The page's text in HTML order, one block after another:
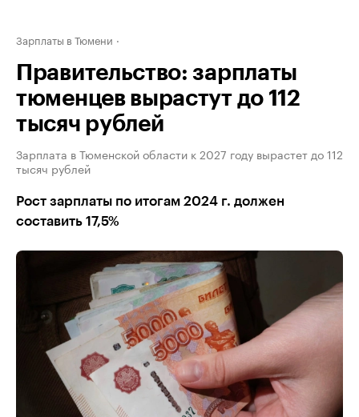
Зарплаты в Тюмени
Правительство: зарплаты
тюменцев вырастут до 112
тысяч рублей
Зарплата в Тюменской области к 2027 году вырастет до 112
тысяч рублей
Рост зарплаты по итогам 2024 г. должен
составить 17,5%